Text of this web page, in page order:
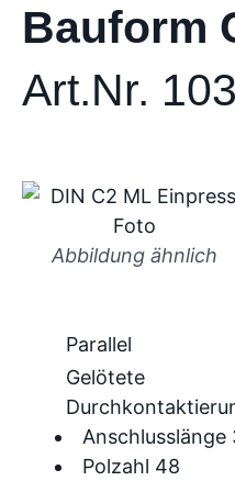
Bauform
Art.Nr.
Abbildung ähnlich
Anschlusslänge
Polzahl 48
Parallel
Gelötete